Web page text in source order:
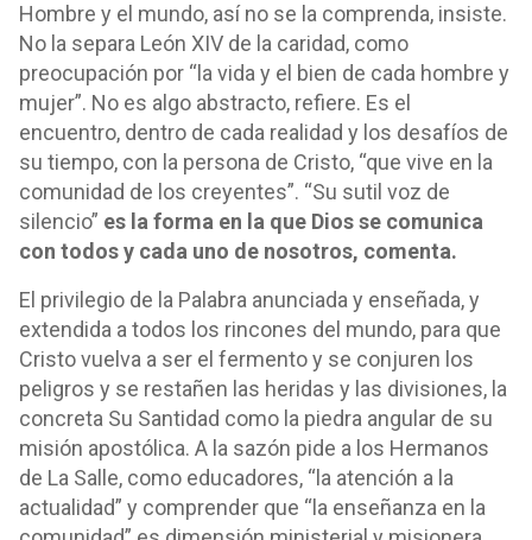
Hombre y el mundo, así no se la comprenda, insiste.
No la separa León XIV de la caridad, como
preocupación por “la vida y el bien de cada hombre y
mujer”. No es algo abstracto, refiere. Es el
encuentro, dentro de cada realidad y los desafíos de
su tiempo, con la persona de Cristo, “que vive en la
comunidad de los creyentes”. “Su sutil voz de
silencio” es la forma en la que Dios se comunica
con todos y cada uno de nosotros, comenta.
El privilegio de la Palabra anunciada y enseñada, y
extendida a todos los rincones del mundo, para que
Cristo vuelva a ser el fermento y se conjuren los
peligros y se restañen las heridas y las divisiones, la
concreta Su Santidad como la piedra angular de su
misión apostólica. A la sazón pide a los Hermanos
de La Salle, como educadores, “la atención a la
actualidad” y comprender que “la enseñanza en la